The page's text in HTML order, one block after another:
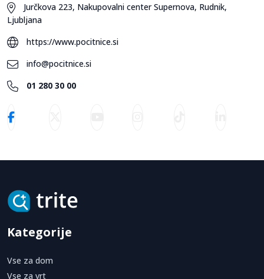
Jurčkova 223, Nakupovalni center Supernova, Rudnik,
Ljubljana
https://www.pocitnice.si
info@pocitnice.si
01 280 30 00
Kategorije
Vse za dom
Vse za vrt